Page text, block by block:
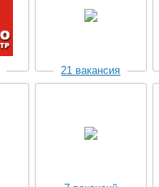
21 вакансия